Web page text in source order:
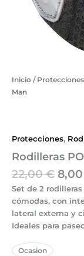
Inicio / Protecciones
Man
Protecciones,
Rodilleras
22,00€ 8,00
Set de 2 rodilleras
cómodas, con
lateral externa y
Ideales para
Ocasion